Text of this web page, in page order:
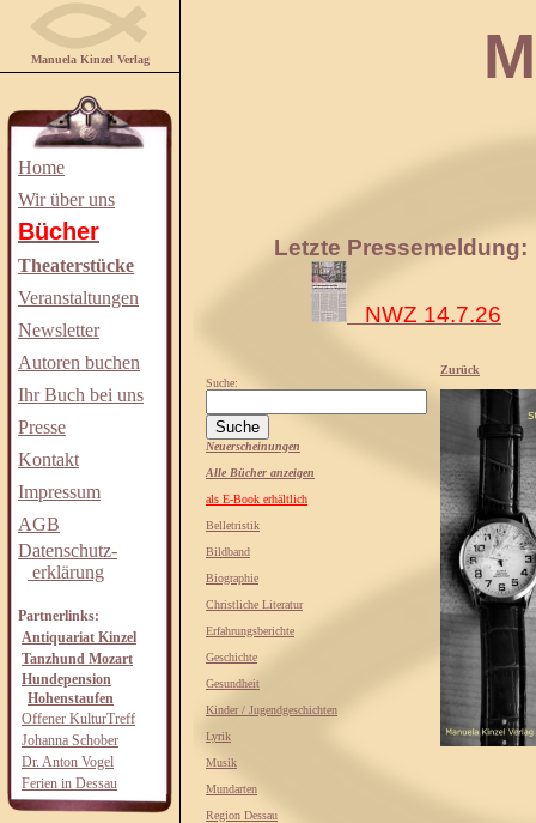
Manuela Kinzel Verlag
Home
Wir über uns
Bücher
Theaterstücke
Veranstaltungen
Newsletter
Autoren buchen
Ihr Buch bei uns
Presse
Kontakt
Impressum
AGB
Datenschutz-
erklärung
Partnerlinks:
Antiquariat Kinzel
Tanzhund Mozart
Hundepension
Hohenstaufen
Offener KulturTreff
Johanna Schober
Dr. Anton Vogel
Ferien in Dessau
Letzte Pressemeldung:
NWZ 14.7.26
Suche:
Neuerscheinungen
Alle Bücher anzeigen
als E-Book erhältlich
Belletristik
Bildband
Biographie
Christliche Literatur
Erfahrungsberichte
Geschichte
Gesundheit
Kinder / Jugendgeschichten
Lyrik
Musik
Mundarten
Region Dessau
Zurück